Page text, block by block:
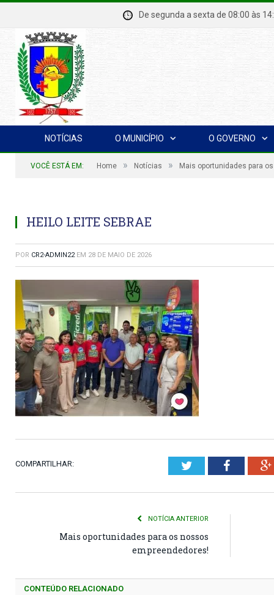
De segunda a sexta de 08:00
NOTÍCIAS O MUNICÍPIO O GOVERNO
VOCÊ ESTÁ EM: Home » Notícias » Mais oportunidades para
HEILO LEITE SEBRAE
POR CR2-ADMIN22 EM 28 DE MAIO DE 2026
COMPARTILHAR: Twitter
NOTÍCIA ANTERIOR
Mais oportunidades para os nossos
empreendedores!
CONTEÚDO RELACIONADO